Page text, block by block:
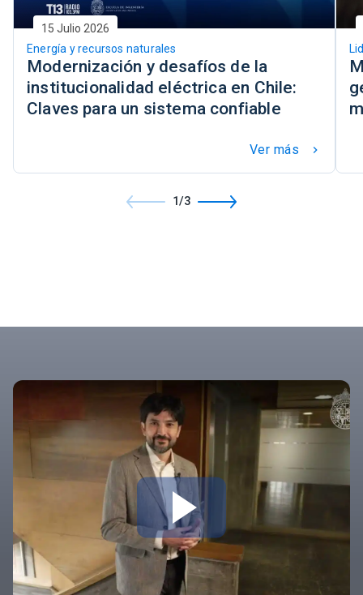
15 Julio 2026
Energía y recursos naturales
Modernización y desafíos de la
institucionalidad eléctrica en Chile:
Claves para un sistema confiable
Ver más keyboard_arrow_right
1/3